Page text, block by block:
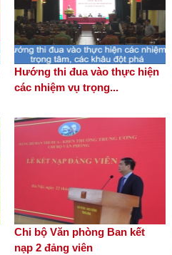
Hướng thi đua vào thực hiện
các nhiệm vụ trọng...
Chi bộ Văn phòng Ban kết
nạp 2 đảng viên